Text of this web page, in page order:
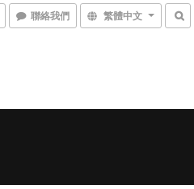
聯絡我們 繁體中文